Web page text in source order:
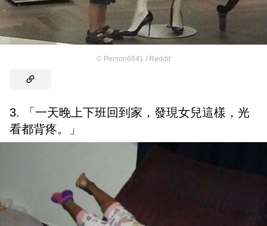
© Person6841 / Reddit
3. 「一天晚上下班回到家，發現女兒這樣，光
看都背疼。」